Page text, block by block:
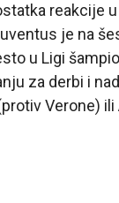
reakcije
je na
u Ligi
za derbi i
Verone) ili